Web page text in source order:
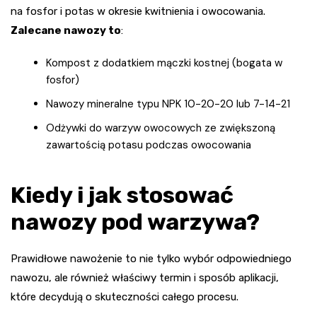
na fosfor i potas w okresie kwitnienia i owocowania.
Zalecane nawozy to:
Kompost z dodatkiem mączki kostnej (bogata w
fosfor)
Nawozy mineralne typu NPK 10-20-20 lub 7-14-21
Odżywki do warzyw owocowych ze zwiększoną
zawartością potasu podczas owocowania
Kiedy i jak stosować
nawozy pod warzywa?
Prawidłowe nawożenie to nie tylko wybór odpowiedniego
nawozu, ale również właściwy termin i sposób aplikacji,
które decydują o skuteczności całego procesu.